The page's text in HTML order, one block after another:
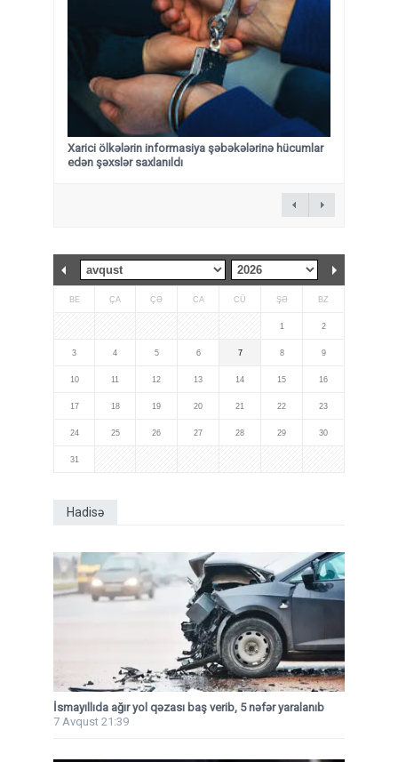
Xarici ölkələrin informasiya şəbəkələrinə hücumlar
edən şəxslər saxlanıldı
BE ÇA ÇƏ CA CÜ ŞƏ BZ
1 2
3 4 5 6 7 8 9
10 11 12 13 14 15 16
17 18 19 20 21 22 23
24 25 26 27 28 29 30
31
Hadisə
İsmayıllıda ağır yol qəzası baş verib, 5 nəfər yaralanıb
7 Avqust 21:39